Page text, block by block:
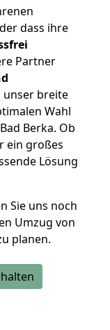
dass ihre
Partner
unser breite
Wahl
Berka. Ob
ein großes
Lösung
Sie uns noch
Umzug von
planen.